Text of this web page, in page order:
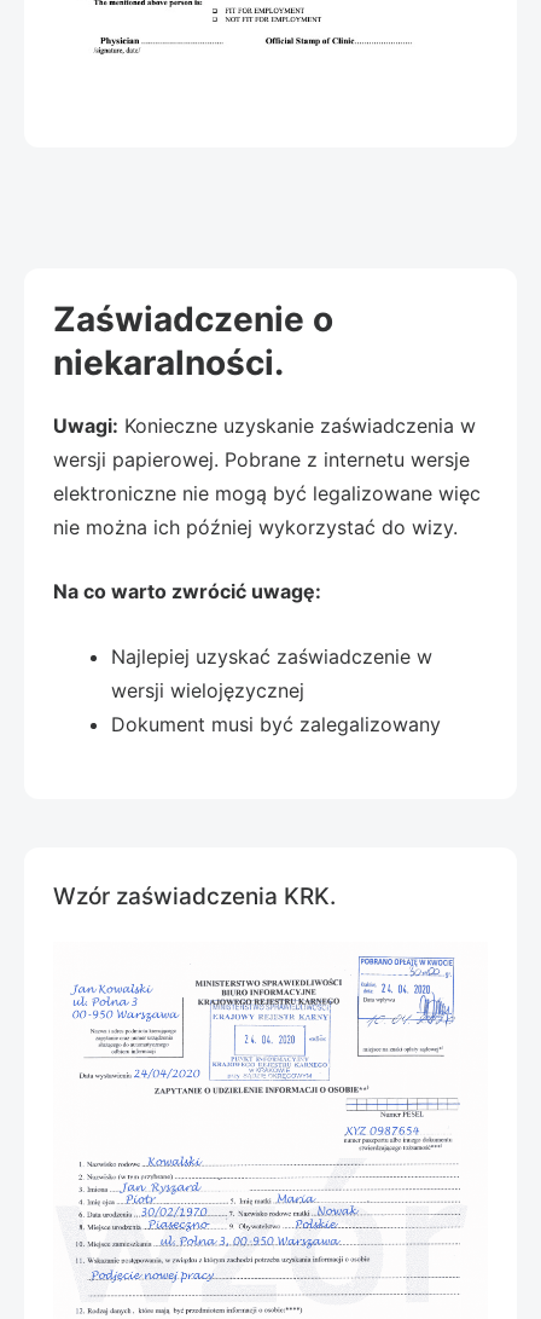
Zaświadczenie o
niekaralności.
Uwagi: Konieczne uzyskanie zaświadczenia w
wersji papierowej. Pobrane z internetu wersje
elektroniczne nie mogą być legalizowane więc
nie można ich później wykorzystać do wizy.
Na co warto zwrócić uwagę:
Najlepiej uzyskać zaświadczenie w
wersji wielojęzycznej
Dokument musi być zalegalizowany
Wzór zaświadczenia KRK.